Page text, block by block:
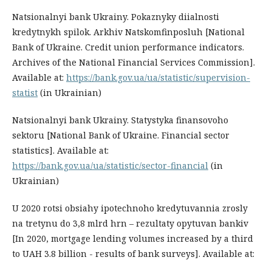
Natsionalnyi bank Ukrainy. Pokaznyky diialnosti
kredytnykh spilok. Arkhiv Natskomfinposluh [National
Bank of Ukraine. Credit union performance indicators.
Archives of the National Financial Services Commission].
Available at: https://bank.gov.ua/ua/statistic/supervision-
statist (in Ukrainian)
Natsionalnyi bank Ukrainy. Statystyka finansovoho
sektoru [National Bank of Ukraine. Financial sector
statistics]. Available at:
https://bank.gov.ua/ua/statistic/sector-financial (in
Ukrainian)
U 2020 rotsi obsiahy ipotechnoho kredytuvannia zrosly
na tretynu do 3,8 mlrd hrn – rezultaty opytuvan bankiv
[In 2020, mortgage lending volumes increased by a third
to UAH 3.8 billion - results of bank surveys]. Available at: